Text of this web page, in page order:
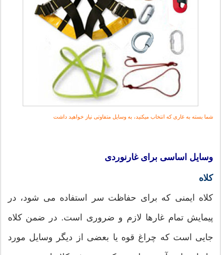
شما بسته به غاری که انتخاب میکنید، به وسایل متفاوتی نیاز خواهید داشت
وسایل اساسی برای غارنوردی
کلاه
کلاه ایمنی که برای حفاظت سر استفاده می شود، در
پیمایش تمام غارها لازم و ضروری است. در ضمن کلاه
جایی است که چراغ قوه یا بعضی از دیگر وسایل مورد